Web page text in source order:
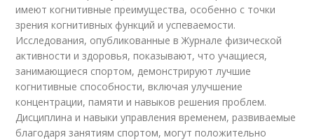
имеют когнитивные преимущества, особенно с точки
зрения когнитивных функций и успеваемости.
Исследования, опубликованные в Журнале физической
активности и здоровья, показывают, что учащиеся,
занимающиеся спортом, демонстрируют лучшие
когнитивные способности, включая улучшение
концентрации, памяти и навыков решения проблем.
Дисциплина и навыки управления временем, развиваемые
благодаря занятиям спортом, могут положительно